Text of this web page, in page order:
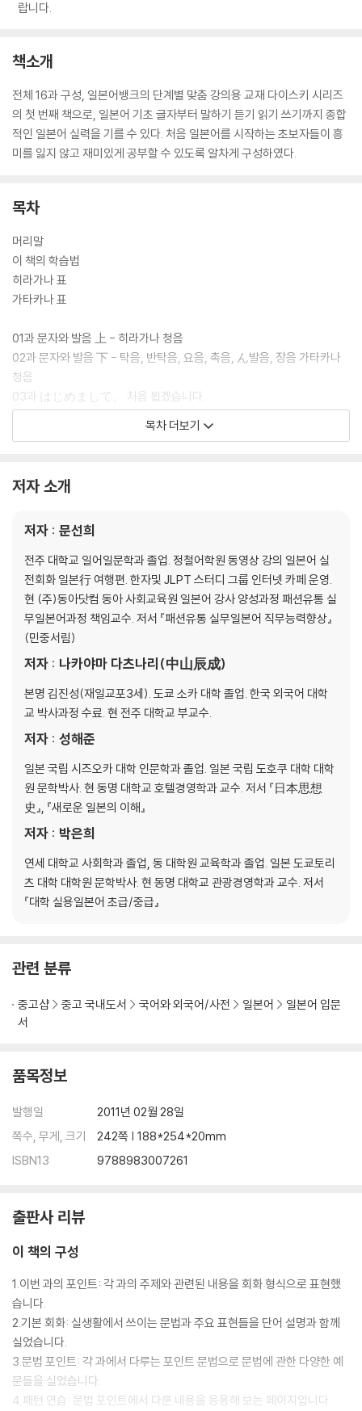
랍니다.
책소개
전체 16과 구성, 일본어뱅크의 단계별 맞춤 강의용 교재 다이스키 시리즈
의 첫 번째 책으로, 일본어 기초 글자부터 말하기 듣기 읽기 쓰기까지 종합
적인 일본어 실력을 기를 수 있다. 처음 일본어를 시작하는 초보자들이 흥
미를 잃지 않고 재미있게 공부할 수 있도록 알차게 구성하였다.
목차
머리말
이 책의 학습법
히라가나 표
가타카나 표
01과 문자와 발음 上 - 히라가나 청음
02과 문자와 발음 下 - 탁음, 반탁음, 요음, 촉음, ん발음, 장음 가타카나
청음
03과 はじめまして。 처음 뵙겠습니다.
04과 これは 何ですか。 이것은 무엇입니까?
05과 今 何時ですか。 지금 몇 시입니까?
08과 日本語は とても おもしろいです。 일본어는 아주 재미있습니
09과 靜かで、きれいな部屋ですね。 조용하고 깨끗한 방이군요.
10과 日本語?校は どこですか。 일본어 학교는 어디입니까?
11과 何人家族ですか。몇 식구입니까?
12과 友達と 一?に 映畵を 見ます。친구와 함께 영화를 봅니다.
13과 最近 寒く なりましたね。 요즘 추워졌네요.
14과 友達と 遊びに 行きます。 친구와 놀러 갑니다.
15과 漢字も 多いし、讀み方も 難しいですね。 한자도 많고, 읽는
법도 어렵네요.
16과 今 何を して いますか。 지금 무엇을 하고 있습니까?
듣기 연습 스크립트와 정답
초보자가 자주 틀리는 일본어
3과~16과 어휘 총정리
목차 더보기
저자 소개
저자 : 문선희
전주 대학교 일어일문학과 졸업. 정철어학원 동영상 강의 일본어 실
전회화 일본行 여행편. 한자및 JLPT 스터디 그룹 인터넷 카페 운영.
현 (주)동아닷컴 동아 사회교육원 일본어 강사 양성과정 패션유통 실
무일본어과정 책임교수. 저서 『패션유통 실무일본어 직무능력향상』
(민중서림)
저자 : 나카야마 다츠나리(中山辰成)
본명 김진성(재일교포3세). 도쿄 소카 대학 졸업. 한국 외국어 대학
교 박사과정 수료. 현 전주 대학교 부교수.
저자 : 성해준
일본 국립 시즈오카 대학 인문학과 졸업. 일본 국립 도호쿠 대학 대학
원 문학박사. 현 동명 대학교 호텔경영학과 교수. 저서 『日本思想
史』, 『새로운 일본의 이해』
저자 : 박은희
연세 대학교 사회학과 졸업, 동 대학원 교육학과 졸업. 일본 도쿄토리
츠 대학 대학원 문학박사. 현 동명 대학교 관광경영학과 교수. 저서
『대학 실용일본어 초급/중급』
관련 분류
중고샵 중고 국내도서 국어와 외국어/사전 일본어
일본어 입문
서
품목정보
발행일
2011년 02월 28일
쪽수, 무게, 크기
242쪽 | 188*254*20mm
ISBN13
9788983007261
출판사 리뷰
이 책의 구성
1.이번 과의 포인트: 각 과의 주제와 관련된 내용을 회화 형식으로 표현했
습니다.
2.기본 회화: 실생활에서 쓰이는 문법과 주요 표현들을 단어 설명과 함께
실었습니다.
3.문법 포인트: 각 과에서 다루는 포인트 문법으로 문법에 관한 다양한 예
문들을 실었습니다.
4.패턴 연습: 문법 포인트에서 다룬 내용을 응용해 보는 페이지입니다.